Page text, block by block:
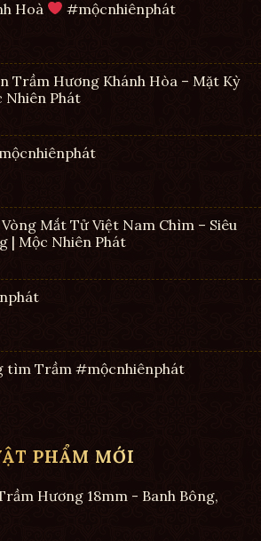
Hoà #mộcnhiênphát
Trầm Hương Khánh Hòa – Mặt Kỳ
Nhiên Phát
Mắt Tử Việt Nam Chìm – Siêu
| Mộc Nhiên Phát
tìm Trầm #mộcnhiênphát
PHẨM MỚI
Hương 18mm - Banh Bông,